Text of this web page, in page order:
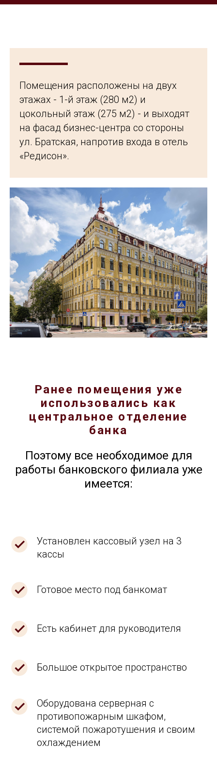
Помещения расположены на двух
этажах - 1-й этаж (280 м2) и
цокольный этаж (275 м2) - и выходят
на фасад бизнес-центра со стороны
ул. Братская, напротив входа в отель
«Редисон».
Ранее помещения уже
использовались как
центральное отделение
банка
Поэтому все необходимое для
работы банковского филиала уже
имеется:
Установлен кассовый узел на 3
кассы
Готовое место под банкомат
Есть кабинет для руководителя
Большое открытое пространство
Оборудована серверная с
противопожарным шкафом,
системой пожаротушения и своим
охлаждением